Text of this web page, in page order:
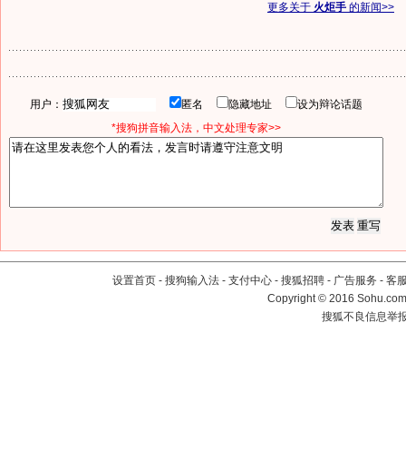
更多关于 火炬手 的新闻>>
用户： 匿名 隐藏地址
设为辩论话题
*搜狗拼音输入法，中文处理专家>>
设置首页 - 搜狗输入法 - 支付中心 - 搜狐招聘 - 广告服务 - 客
Copyright©2016
搜狐不良信息举